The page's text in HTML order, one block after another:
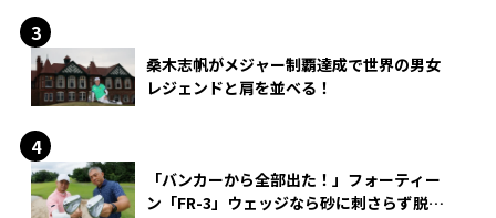
桑木志帆がメジャー制覇達成で世界の男女
レジェンドと肩を並べる！
「バンカーから全部出た！」フォーティー
ン「FR-3」ウェッジなら砂に刺さらず脱出